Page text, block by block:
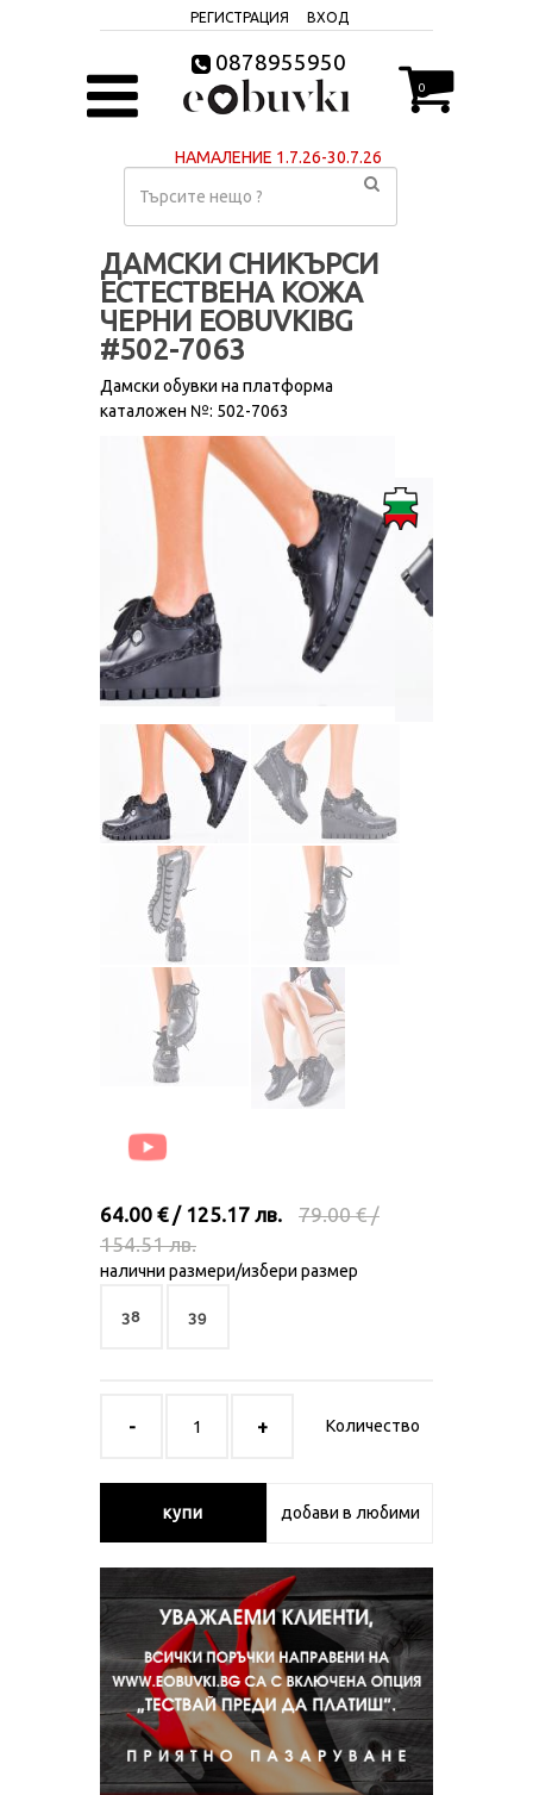
РЕГИСТРАЦИЯ ВХОД
0878955950
0
НАМАЛЕНИЕ 1.7.26-30.7.26
ДАМСКИ СНИКЪРСИ
ЕСТЕСТВЕНА КОЖА
ЧЕРНИ EOBUVKIBG
#502-7063
Дамски обувки на платформа
каталожен №: 502-7063
64.00 € / 125.17 лв.
79.00 € /
154.51 лв.
налични размери/избери размер
38 39
Количество
купи добави в любими